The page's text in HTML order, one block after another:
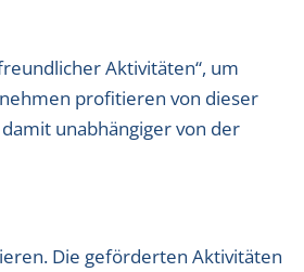
Aktivitäten“, um
profitieren von dieser
unabhängiger von der
Die geförderten Aktivitäten